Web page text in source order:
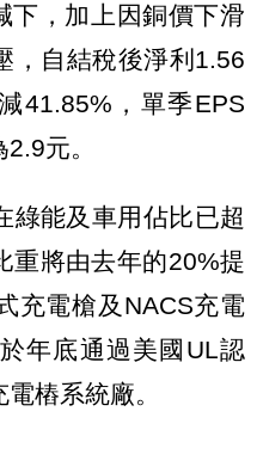
下，加上因銅價下滑
，自結稅後淨利1.56
41.85%，單季EPS
元。
綠能及車用佔比已超
重將由去年的20%提
充電槍及NACS充電
年底通過美國UL認
樁系統廠。